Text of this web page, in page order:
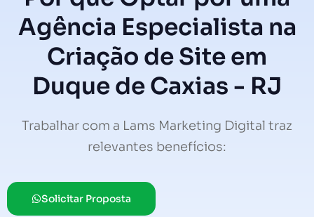
Agência Especialista na
Criação de Site em
Duque de Caxias - RJ
Trabalhar com a Lams Marketing Digital traz
relevantes benefícios:
Solicitar Proposta